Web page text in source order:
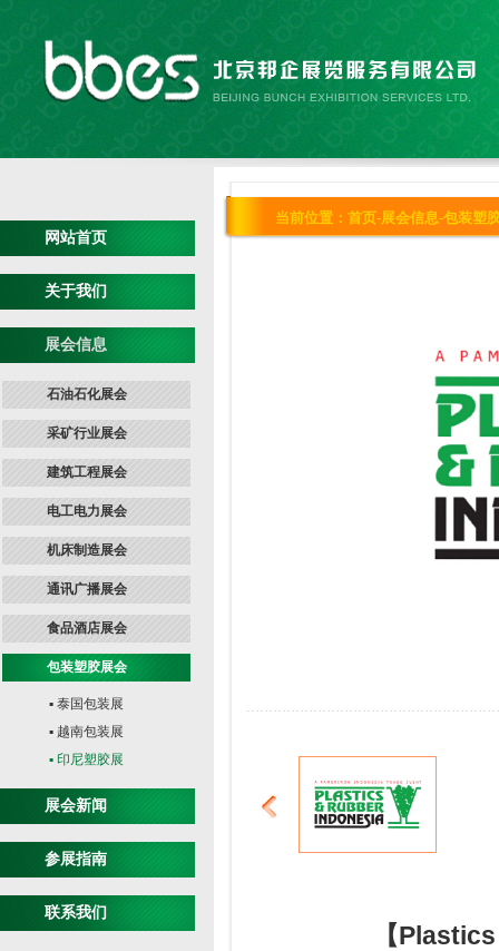
网站首页
关于我们
展会信息
石油石化展会
采矿行业展会
建筑工程展会
电工电力展会
机床制造展会
通讯广播展会
食品酒店展会
包装塑胶展会
▪ 泰国包装展
▪ 越南包装展
▪ 印尼塑胶展
展会新闻
参展指南
联系我们
当前位置： 首页-展会信息-包装塑
【